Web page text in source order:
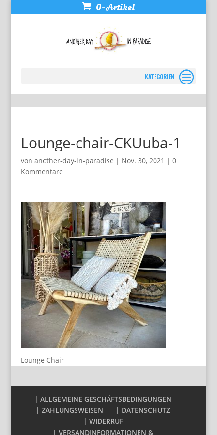
0-Artikel
Lounge-chair-CKUuba-1
von another-day-in-paradise | Nov. 30, 2021 | 0
Kommentare
Lounge Chair
| ALLGEMEINE GESCHÄFTSBEDINGUNGEN
| ZAHLUNGSWEISEN
| DATENSCHUTZ
| WIDERRUF
| VERSANDINFORMATIONEN &